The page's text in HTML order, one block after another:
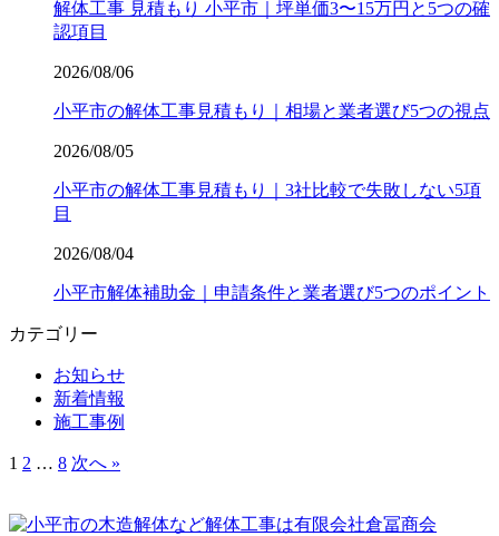
解体工事 見積もり 小平市｜坪単価3〜15万円と5つの確
認項目
2026/08/06
小平市の解体工事見積もり｜相場と業者選び5つの視点
2026/08/05
小平市の解体工事見積もり｜3社比較で失敗しない5項
目
2026/08/04
小平市解体補助金｜申請条件と業者選び5つのポイント
カテゴリー
お知らせ
新着情報
施工事例
1 2 … 8 次へ »